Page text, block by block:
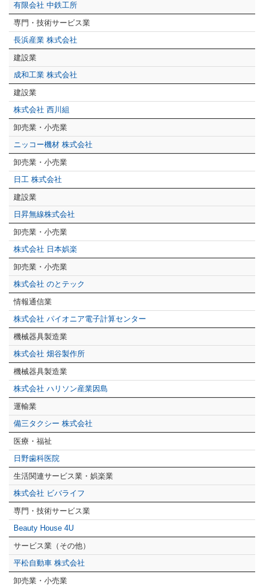
有限会社 中鉄工所
専門・技術サービス業
長浜産業 株式会社
建設業
成和工業 株式会社
建設業
株式会社 西川組
卸売業・小売業
ニッコー機材 株式会社
卸売業・小売業
日工 株式会社
建設業
日昇無線株式会社
卸売業・小売業
株式会社 日本娯楽
卸売業・小売業
株式会社 のとテック
情報通信業
株式会社 パイオニア電子計算センター
機械器具製造業
株式会社 畑谷製作所
機械器具製造業
株式会社 ハリソン産業因島
運輸業
備三タクシー 株式会社
医療・福祉
日野歯科医院
生活関連サービス業・娯楽業
株式会社 ビバライフ
専門・技術サービス業
Beauty House 4U
サービス業（その他）
平松自動車 株式会社
卸売業・小売業